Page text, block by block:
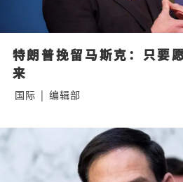
特朗普挽留马斯克：只要
来
国际 | 编辑部